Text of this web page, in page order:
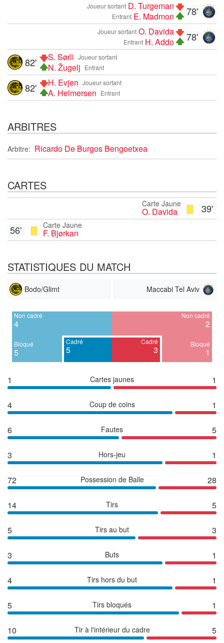
78'
Joueur sortant D. Turgeman
Entrant E. Madmon
78'
Joueur sortant O. Davida
Entrant H. Addo
Joueur sortant
S. Sørli
Entrant
N. Žugelj
82'
Joueur sortant
H. Evjen
Entrant
A. Helmersen
82'
ARBITRES
Arbitre: Ricardo De Burgos Bengoetxea
CARTES
39'
Carte Jaune
O. Davida
Carte Jaune
F. Bjørkan
56'
STATISTIQUES DU MATCH
Bodo/Glimt Maccabi Tel Aviv
Non cadré
4
Bloqué
5
Cadré
5
Cadré
3
Non cadré
2
Bloqué
1
1 Cartes jaunes 1
4 Coup de coins 1
6 Fautes 5
3 Hors-jeu 1
72 Possession de Balle 28
14 Tirs 5
5 Tirs au but 3
3 Buts 1
4 Tirs hors du but 1
5 Tirs bloqués 1
10 Tir à l'intérieur du cadre 5